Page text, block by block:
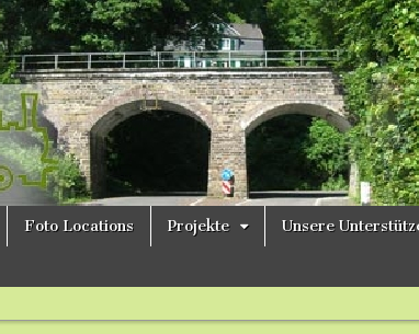
Foto Locations Projekte Unsere